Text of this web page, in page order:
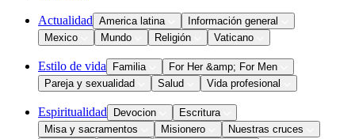
Actualidad America latina
Información general
Mexico
Mundo Religión Vaticano
Estilo de vida Familia
For Her &amp; For Men
Pareja y sexualidad
Salud Vida profesional
Espiritualidad Devocion
Escritura
Misa y sacramentos
Misionero
Nuestras cruces